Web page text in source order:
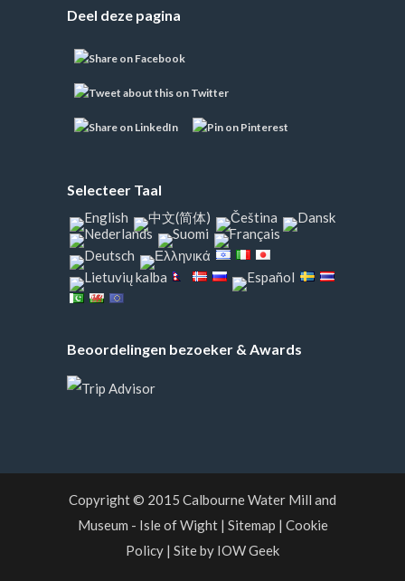
Deel deze pagina
Selecteer Taal
Beoordelingen bezoeker & Awards
Copyright © 2015 Calbourne Water Mill and
Museum - Isle of Wight| Sitemap | Cookie
Policy | Site by IOW Geek